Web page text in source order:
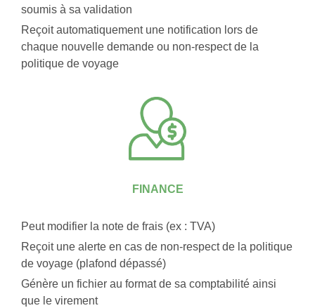
soumis à sa validation
Reçoit automatiquement une notification lors de
chaque nouvelle demande ou non-respect de la
politique de voyage
FINANCE
Peut modifier la note de frais (ex : TVA)
Reçoit une alerte en cas de non-respect de la politique
de voyage (plafond dépassé)
Génère un fichier au format de sa comptabilité ainsi
que le virement